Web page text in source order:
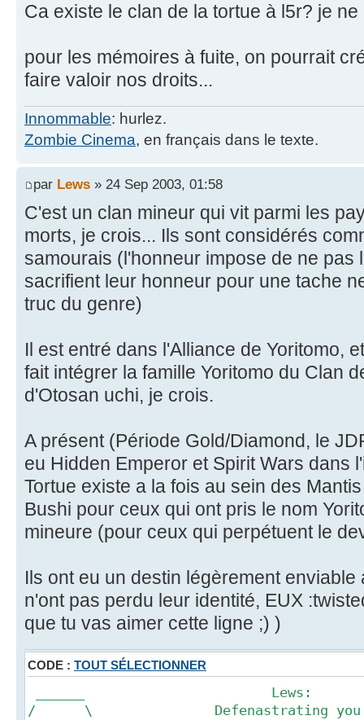
Ca existe le clan de la tortue à l5r? je
pour les mémoires à fuite, on pourrait
faire valoir nos droits...
Innommable: hurlez.
Zombie Cinema, en français dans le texte.
par Lews » 24 Sep 2003, 01:58
C'est un clan mineur qui vit parmi les
morts, je crois... Ils sont considérés
samourais (l'honneur impose de ne pas
sacrifient leur honneur pour une tache
truc du genre)
Il est entré dans l'Alliance de Yoritomo,
fait intégrer la famille Yoritomo du Clan
d'Otosan uchi, je crois.
A présent (Période Gold/Diamond, le
eu Hidden Emperor et Spirit Wars dans
Tortue existe a la fois au sein des
Bushi pour ceux qui ont pris le nom
mineure (pour ceux qui perpétuent le
Ils ont eu un destin légèrement enviable
n'ont pas perdu leur identité, EUX
que tu vas aimer cette ligne ;) )
CODE : TOUT SÉLECTIONNER
______ Lews:
/ \ Defenastrating you